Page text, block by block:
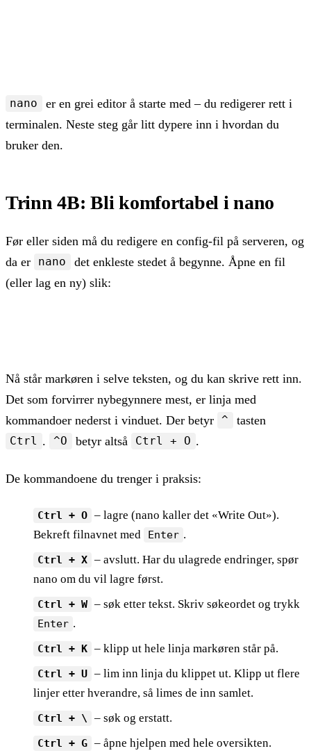
nano
er en grei editor å starte med – du redigerer rett i
terminalen. Neste steg går litt dypere inn i hvordan du
bruker den.
Trinn 4B: Bli komfortabel i nano
Før eller siden må du redigere en config-fil på serveren, og
da er
nano
det enkleste stedet å begynne. Åpne en fil
(eller lag en ny) slik:
Nå står markøren i selve teksten, og du kan skrive rett inn.
Det som forvirrer nybegynnere mest, er linja med
kommandoer nederst i vinduet. Der betyr
^ tasten
Ctrl . ^O betyr altså Ctrl + O .
De kommandoene du trenger i praksis:
Ctrl + O – lagre (nano kaller det «Write Out»).
Bekreft filnavnet med
Enter .
Ctrl + X – avslutt. Har du ulagrede endringer, spør
nano om du vil lagre først.
Ctrl + W – søk etter tekst. Skriv søkeordet og trykk
Enter .
Ctrl + K – klipp ut hele linja markøren står på.
Ctrl + U – lim inn linja du klippet ut. Klipp ut flere
linjer etter hverandre, så limes de inn samlet.
Ctrl + \ – søk og erstatt.
Ctrl + G – åpne hjelpen med hele oversikten.